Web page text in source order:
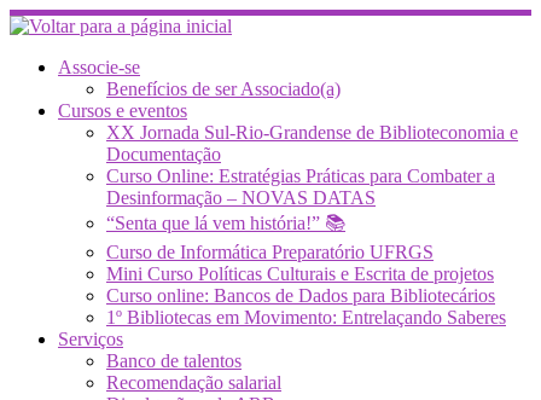
Skip
to
contentAssocie-se
Benefícios de ser Associado(a)
Cursos e eventos
XX Jornada Sul-Rio-Grandense de Biblioteconomia e
Documentação
Curso Online: Estratégias Práticas para Combater a
Desinformação – NOVAS DATAS
“Senta que lá vem história!” 📚
Curso de Informática Preparatório UFRGS
Mini Curso Políticas Culturais e Escrita de projetos
Curso online: Bancos de Dados para Bibliotecários
1º Bibliotecas em Movimento: Entrelaçando Saberes
Serviços
Banco de talentos
Recomendação salarial